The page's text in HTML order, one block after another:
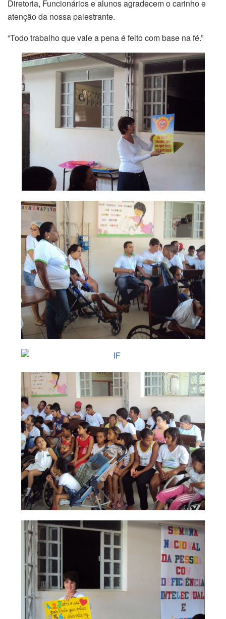
Diretoria, Funcionários e alunos agradecem o carinho e
atenção da nossa palestrante.
“Todo trabalho que vale a pena é feito com base na fé.”